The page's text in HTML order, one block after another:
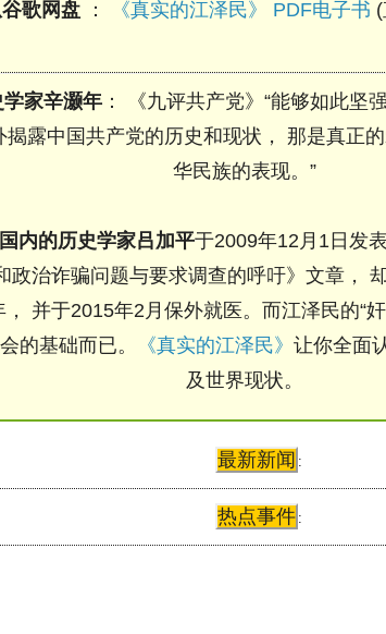
谷歌网盘 ： 《真实的江泽民》 PDF电子书
家辛灏年： 《九评共产党》“能够如此坚
揭露中国共产党的历史和现状， 那是真正
华民族的表现。”
内的历史学家吕加平于2009年12月1日发
政治诈骗问题与要求调查的呼吁》文章，
， 并于2015年2月保外就医。而江泽民的“奸
的基础而已。
《真实的江泽民》 让你全面
及世界现状。
最新新闻 :
热点事件 :